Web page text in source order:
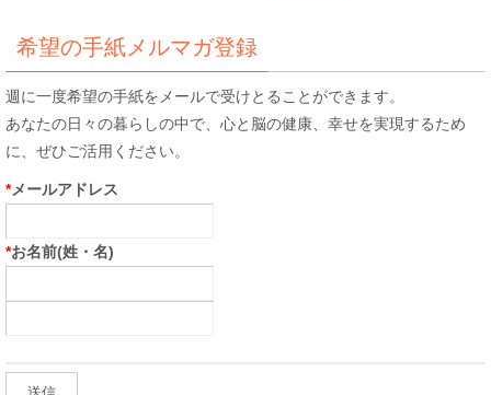
希望の手紙メルマガ登録
週に一度希望の手紙をメールで受けとることができます。
あなたの日々の暮らしの中で、心と脳の健康、幸せを実現するため
に、ぜひご活用ください。
*メールアドレス
*お名前(姓・名)